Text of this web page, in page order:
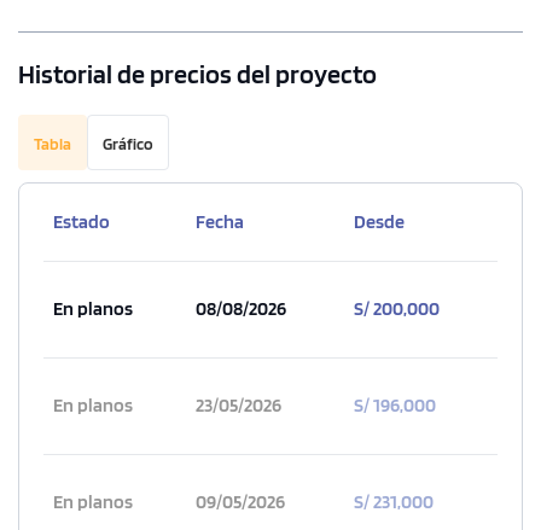
Historial de precios del proyecto
Tabla Gráfico
Estado Fecha Desde
En planos 08/08/2026 S/ 200,000
En planos 23/05/2026 S/ 196,000
En planos 09/05/2026 S/ 231,000